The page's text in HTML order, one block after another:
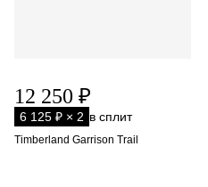
12 250 ₽
6 125 ₽ × 2 в сплит
Timberland Garrison Trail